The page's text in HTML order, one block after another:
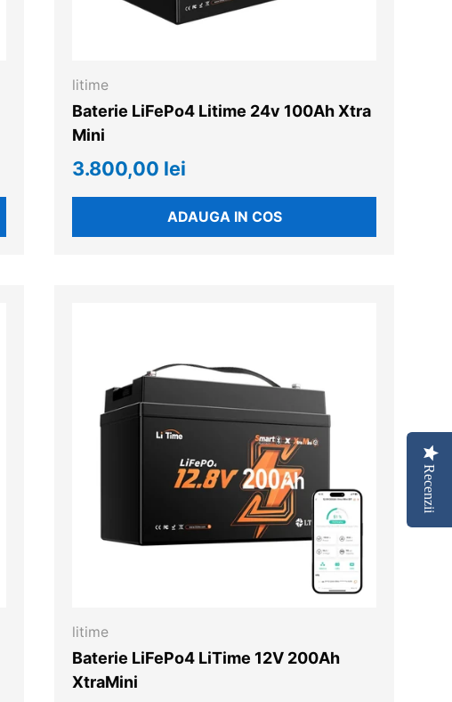
litime
Baterie LiFePo4 Litime 24v 100Ah Xtra
Mini
3.800,00 lei
ADAUGA IN COS
litime
Baterie LiFePo4 LiTime 12V 200Ah
XtraMini
Recenzii